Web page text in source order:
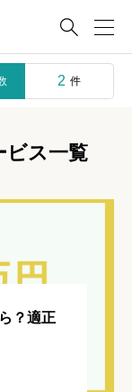

2 件
ビス一覧
？適正